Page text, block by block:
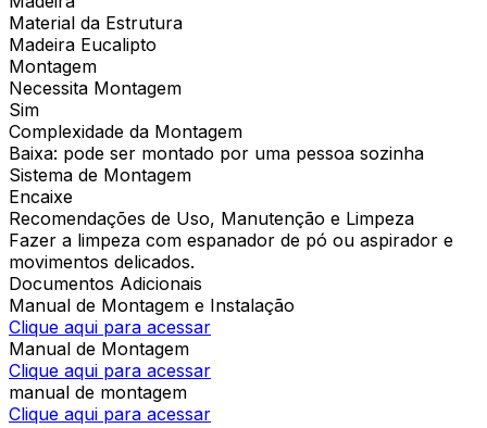
Material da Estrutura
Madeira Eucalipto
Montagem
Necessita Montagem
Sim
Complexidade da Montagem
Baixa: pode ser montado por uma pessoa sozinha
Sistema de Montagem
Encaixe
Recomendações de Uso, Manutenção e Limpeza
Fazer a limpeza com espanador de pó ou aspirador e
movimentos delicados.
Documentos Adicionais
Manual de Montagem e Instalação
Clique aqui para acessar
Manual de Montagem
Clique aqui para acessar
manual de montagem
Clique aqui para acessar